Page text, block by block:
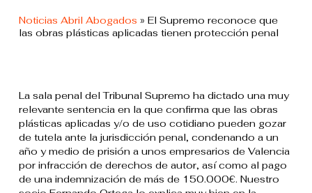
Noticias Abril Abogados » El Supremo reconoce que
las obras plásticas aplicadas tienen protección penal
La sala penal del Tribunal Supremo ha dictado una muy
relevante sentencia en la que confirma que las obras
plásticas aplicadas y/o de uso cotidiano pueden gozar
de tutela ante la jurisdicción penal, condenando a un
año y medio de prisión a unos empresarios de Valencia
por infracción de derechos de autor, así como al pago
de una indemnización de más de 150.000€. Nuestro